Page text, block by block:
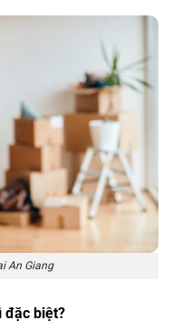
An Giang
đặc biệt?